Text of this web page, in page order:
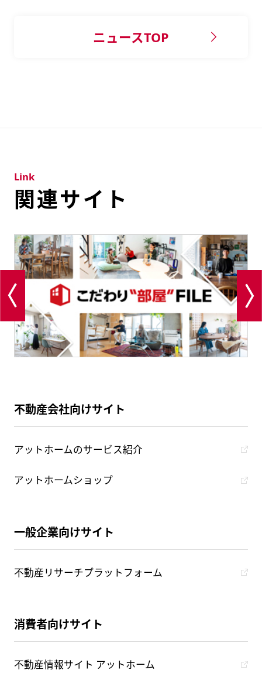
ニュースTOP
関連サイト
Link
不動産会社向けサイト
アットホームのサービス紹介
アットホームショップ
一般企業向けサイト
不動産リサーチプラットフォーム
消費者向けサイト
不動産情報サイト アットホーム